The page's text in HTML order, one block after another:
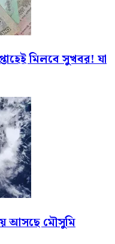
মিলবে সুখবর! যা
আসছে মৌসুমি